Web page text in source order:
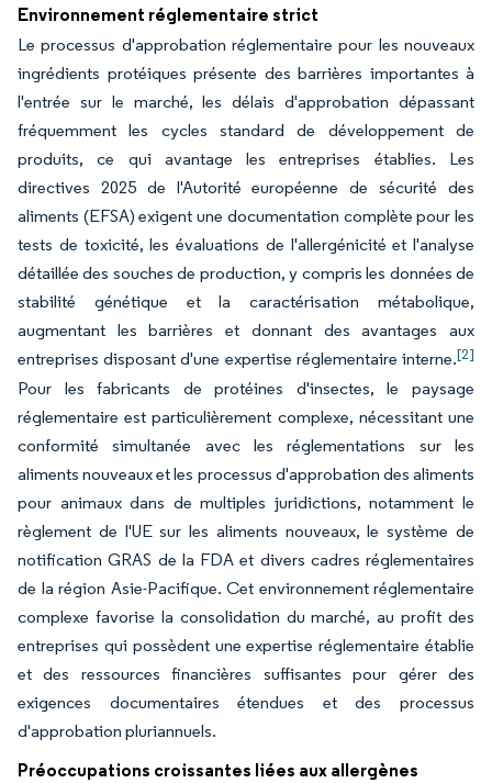
Environnement réglementaire strict
Le processus d'approbation réglementaire pour les nouveaux
ingrédients protéiques présente des barrières importantes à
l'entrée sur le marché, les délais d'approbation dépassant
fréquemment les cycles standard de développement de
produits, ce qui avantage les entreprises établies. Les
directives 2025 de l'Autorité européenne de sécurité des
aliments (EFSA) exigent une documentation complète pour les
tests de toxicité, les évaluations de l'allergénicité et l'analyse
détaillée des souches de production, y compris les données de
stabilité génétique et la caractérisation métabolique,
augmentant les barrières et donnant des avantages aux
entreprises disposant d'une expertise réglementaire interne.[2]
Pour les fabricants de protéines d'insectes, le paysage
réglementaire est particulièrement complexe, nécessitant une
conformité simultanée avec les réglementations sur les
aliments nouveaux et les processus d'approbation des aliments
pour animaux dans de multiples juridictions, notamment le
règlement de l'UE sur les aliments nouveaux, le système de
notification GRAS de la FDA et divers cadres réglementaires
de la région Asie-Pacifique. Cet environnement réglementaire
complexe favorise la consolidation du marché, au profit des
entreprises qui possèdent une expertise réglementaire établie
et des ressources financières suffisantes pour gérer des
exigences documentaires étendues et des processus
d'approbation pluriannuels.
Préoccupations croissantes liées aux allergènes